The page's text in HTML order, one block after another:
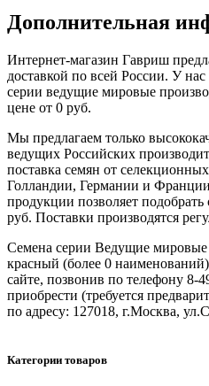
Дополнительная
Интернет-магазин Гавриш
доставкой по всей России. У
серии ведущие мировые
цене от 0 руб.
Мы предлагаем только
ведущих Российских
поставка семян от
Голландии, Германии и
продукции позволяет
руб. Поставки производятся
Семена серии Ведущие
красный (более 0
сайте, позвонив по телефону 8-
приобрести (требуется
по адресу: 127018, г.Москва,
Категории товаров